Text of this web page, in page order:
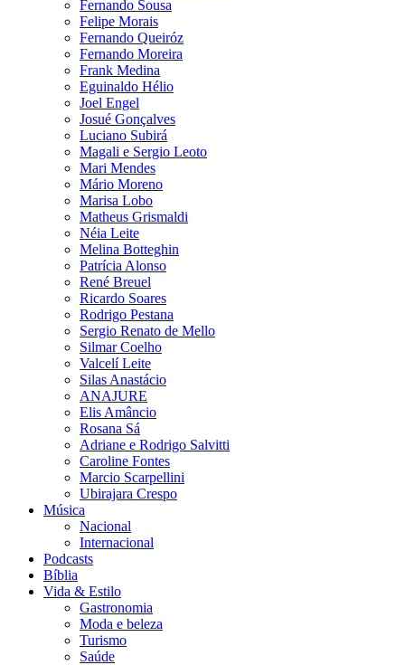
Fernando Sousa
Felipe Morais
Fernando Queiróz
Fernando Moreira
Frank Medina
Eguinaldo Hélio
Joel Engel
Josué Gonçalves
Luciano Subirá
Magali e Sergio Leoto
Mari Mendes
Mário Moreno
Marisa Lobo
Matheus Grismaldi
Néia Leite
Melina Botteghin
Patrícia Alonso
René Breuel
Ricardo Soares
Rodrigo Pestana
Sergio Renato de Mello
Silmar Coelho
Valcelí Leite
Silas Anastácio
ANAJURE
Elis Amâncio
Rosana Sá
Adriane e Rodrigo Salvitti
Caroline Fontes
Marcio Scarpellini
Ubirajara Crespo
Música
Nacional
Internacional
Podcasts
Bíblia
Vida & Estilo
Gastronomia
Moda e beleza
Turismo
Saúde